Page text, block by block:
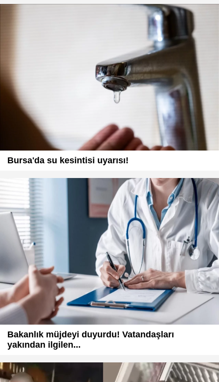
Bursa'da su kesintisi uyarısı!
Bakanlık müjdeyi duyurdu! Vatandaşları
yakından ilgilen...